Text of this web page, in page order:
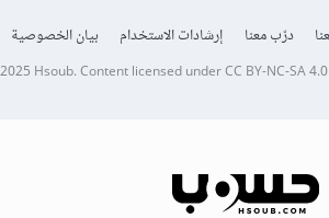
درّب معنا إرشادات الاستخدام بيان الخصوصية
Hsoub.Content licensed underCC BY-NC-SA 4.0